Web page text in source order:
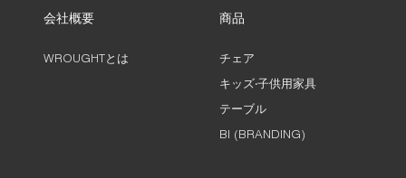
会社概要
WROUGHTとは
商品
チェア
キッズ‧子供用家具
テーブル
BI (BRANDING)